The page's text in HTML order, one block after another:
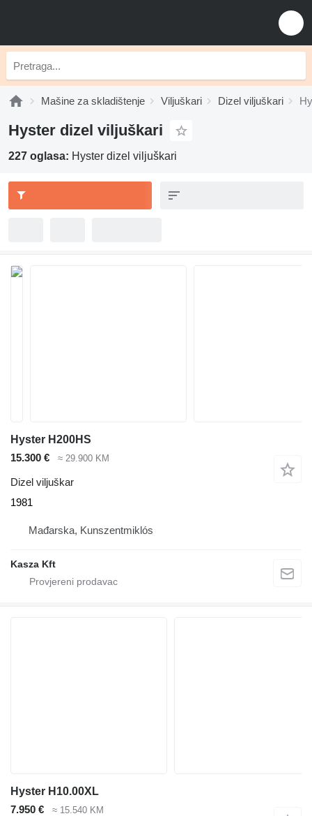
Mašine za skladištenje Viljuškari Dizel viljuškari
Hyster dizel viljuškari
227 oglasa: Hyster dizel viljuškari
Hyster H200HS
15.300 €
≈ 29.900 KM
Dizel viljuškar
1981
Mađarska, Kunszentmiklós
Kasza Kft
Hyster H10.00XL
7.950 €
≈ 15.540 KM